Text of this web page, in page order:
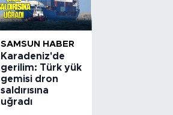
SAMSUN HABER
Karadeniz'de
gerilim: Türk yük
gemisi dron
saldırısına
uğradı